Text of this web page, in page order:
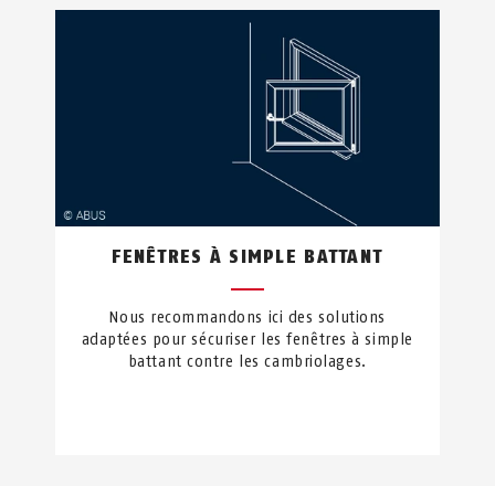
FENÊTRES À SIMPLE BATTANT
Nous recommandons ici des solutions
adaptées pour sécuriser les fenêtres à simple
battant contre les cambriolages.